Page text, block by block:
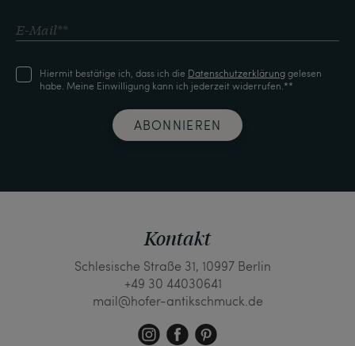
Hiermit bestätige ich, dass ich die Daten­schutz­erklärunggelesen
habe. Meine Einwilligung kann ich jederzeit widerrufen.**
ABONNIEREN
Kontakt
Schlesische Straße 31, 10997 Berlin
+49 30 44030641
mail@hofer-antikschmuck.de